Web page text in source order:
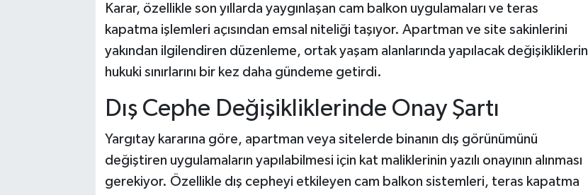
Karar, özellikle son yıllarda yaygınlaşan cam balkon uygulamaları ve teras
kapatma işlemleri açısından emsal niteliği taşıyor. Apartman ve site sakinlerini
yakından ilgilendiren düzenleme, ortak yaşam alanlarında yapılacak değişikliklerin
hukuki sınırlarını bir kez daha gündeme getirdi.
Dış Cephe Değişikliklerinde Onay Şartı
Yargıtay kararına göre, apartman veya sitelerde binanın dış görünümünü
değiştiren uygulamaların yapılabilmesi için kat maliklerinin yazılı onayının alınması
gerekiyor. Özellikle dış cepheyi etkileyen cam balkon sistemleri, teras kapatma